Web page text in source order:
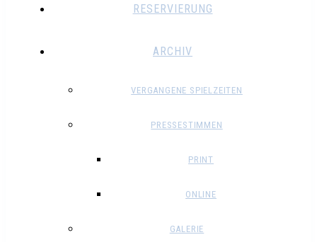
RESERVIERUNG
ARCHIV
VERGANGENE SPIELZEITEN
PRESSESTIMMEN
PRINT
ONLINE
GALERIE